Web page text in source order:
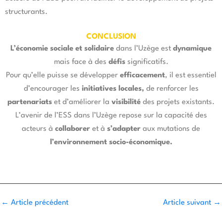
structurants.
CONCLUSION
L’économie sociale et solidaire dans l’Uzège est dynamique
mais face à des défissignificatifs.
Pour qu’elle puisse se développer efficacement, il est essentiel
d’encourager les initiatives locales, de renforcer les
partenariats et d’améliorer la visibilité des projets existants.
L’avenir de l’ESS dans l’Uzège repose sur la capacité des
acteurs à collaborer et à s’adapter aux mutations de
l’environnement socio-économique.
← Article précédent Article suivant →